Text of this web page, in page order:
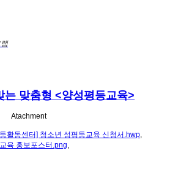
는 맞춤형 <양성평등교육>
Atachment
활동센터] 청소년 성평등교육 신청서.hwp,
육 홍보포스터.png,